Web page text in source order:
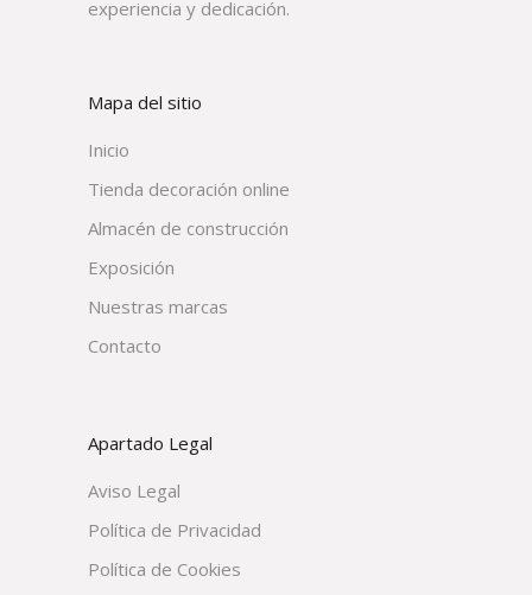
experiencia y dedicación.
Mapa del sitio
Inicio
Tienda decoración online
Almacén de construcción
Exposición
Nuestras marcas
Contacto
Apartado Legal
Aviso Legal
Política de Privacidad
Política de Cookies